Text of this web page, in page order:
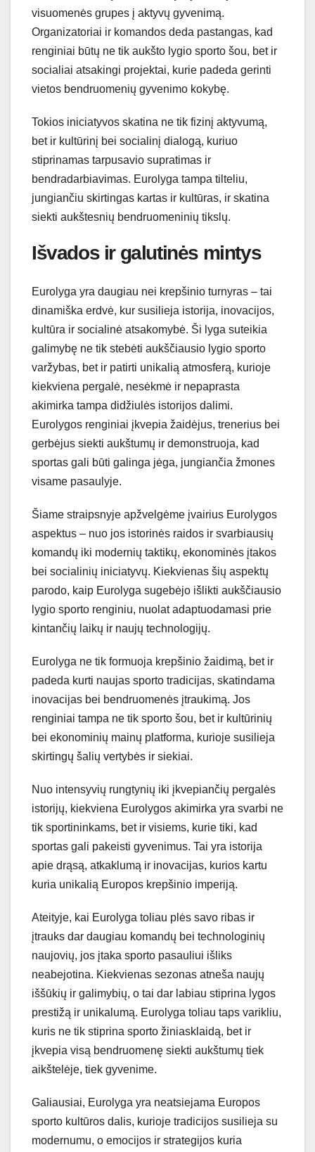
visuomenės grupes į aktyvų gyvenimą.
Organizatoriai ir komandos deda pastangas, kad
renginiai būtų ne tik aukšto lygio sporto šou, bet ir
socialiai atsakingi projektai, kurie padeda gerinti
vietos bendruomenių gyvenimo kokybę.
Tokios iniciatyvos skatina ne tik fizinį aktyvumą,
bet ir kultūrinį bei socialinį dialogą, kuriuo
stiprinamas tarpusavio supratimas ir
bendradarbiavimas. Eurolyga tampa tilteliu,
jungiančiu skirtingas kartas ir kultūras, ir skatina
siekti aukštesnių bendruomeninių tikslų.
Išvados ir galutinės mintys
Eurolyga yra daugiau nei krepšinio turnyras – tai
dinamiška erdvė, kur susilieja istorija, inovacijos,
kultūra ir socialinė atsakomybė. Ši lyga suteikia
galimybę ne tik stebėti aukščiausio lygio sporto
varžybas, bet ir patirti unikalią atmosferą, kurioje
kiekviena pergalė, nesėkmė ir nepaprasta
akimirka tampa didžiulės istorijos dalimi.
Eurolygos renginiai įkvepia žaidėjus, trenerius bei
gerbėjus siekti aukštumų ir demonstruoja, kad
sportas gali būti galinga jėga, jungiančia žmones
visame pasaulyje.
Šiame straipsnyje apžvelgėme įvairius Eurolygos
aspektus – nuo jos istorinės raidos ir svarbiausių
komandų iki modernių taktikų, ekonominės įtakos
bei socialinių iniciatyvų. Kiekvienas šių aspektų
parodo, kaip Eurolyga sugebėjo išlikti aukščiausio
lygio sporto renginiu, nuolat adaptuodamasi prie
kintančių laikų ir naujų technologijų.
Eurolyga ne tik formuoja krepšinio žaidimą, bet ir
padeda kurti naujas sporto tradicijas, skatindama
inovacijas bei bendruomenės įtraukimą. Jos
renginiai tampa ne tik sporto šou, bet ir kultūrinių
bei ekonominių mainų platforma, kurioje susilieja
skirtingų šalių vertybės ir siekiai.
Nuo intensyvių rungtynių iki įkvepiančių pergalės
istorijų, kiekviena Eurolygos akimirka yra svarbi ne
tik sportininkams, bet ir visiems, kurie tiki, kad
sportas gali pakeisti gyvenimus. Tai yra istorija
apie drąsą, atkaklumą ir inovacijas, kurios kartu
kuria unikalią Europos krepšinio imperiją.
Ateityje, kai Eurolyga toliau plės savo ribas ir
įtrauks dar daugiau komandų bei technologinių
naujovių, jos įtaka sporto pasauliui išliks
neabejotina. Kiekvienas sezonas atneša naujų
iššūkių ir galimybių, o tai dar labiau stiprina lygos
prestižą ir unikalumą. Eurolyga toliau taps varikliu,
kuris ne tik stiprina sporto žiniasklaidą, bet ir
įkvepia visą bendruomenę siekti aukštumų tiek
aikštelėje, tiek gyvenime.
Galiausiai, Eurolyga yra neatsiejama Europos
sporto kultūros dalis, kurioje tradicijos susilieja su
modernumu, o emocijos ir strategijos kuria